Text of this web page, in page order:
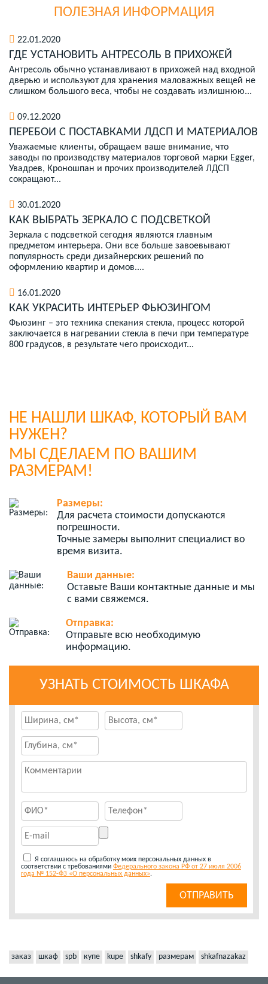
ПОЛЕЗНАЯ ИНФОРМАЦИЯ
22.01.2020
ГДЕ УСТАНОВИТЬ АНТРЕСОЛЬ В ПРИХОЖЕЙ
Антресоль обычно устанавливают в прихожей над входной
дверью и используют для хранения маловажных вещей не
слишком большого веса, чтобы не создавать излишнюю...
09.12.2020
ПЕРЕБОИ С ПОСТАВКАМИ ЛДСП И МАТЕРИАЛОВ
Уважаемые клиенты, обращаем ваше внимание, что
заводы по производству материалов торговой марки Egger,
Увадрев, Кроношпан и прочих производителей ЛДСП
сокращают...
30.01.2020
КАК ВЫБРАТЬ ЗЕРКАЛО С ПОДСВЕТКОЙ
Зеркала с подсветкой сегодня являются главным
предметом интерьера. Они все больше завоевывают
популярность среди дизайнерских решений по
оформлению квартир и домов....
16.01.2020
КАК УКРАСИТЬ ИНТЕРЬЕР ФЬЮЗИНГОМ
Фьюзинг – это техника спекания стекла, процесс которой
заключается в нагревании стекла в печи при температуре
800 градусов, в результате чего происходит...
НЕ НАШЛИ ШКАФ, КОТОРЫЙ ВАМ
НУЖЕН?
МЫ СДЕЛАЕМ ПО ВАШИМ
РАЗМЕРАМ!
Размеры:
Для расчета стоимости допускаются
погрешности.
Точные замеры выполнит специалист во
время визита.
Ваши данные:
Оставьте Ваши контактные данные и мы
с вами свяжемся.
Отправка:
Отправьте всю необходимую
информацию.
УЗНАТЬ СТОИМОСТЬ ШКАФА
Я соглашаюсь на обработку моих персональных данных в
соответствии с требованиями Федерального закона РФ от 27 июля 2006
года № 152-ФЗ «О персональных данных».
заказ шкаф spb купе kupe shkafy размерам shkafnazakaz